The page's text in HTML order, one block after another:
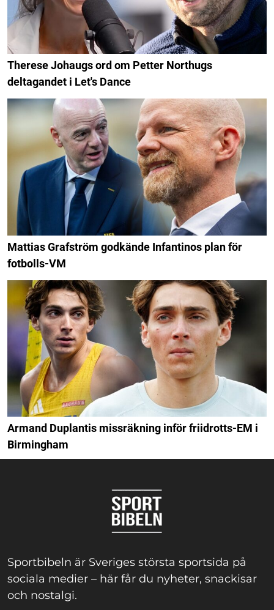
Therese Johaugs ord om Petter Northugs
deltagandet i Let's Dance
Mattias Grafström godkände Infantinos plan för
fotbolls-VM
Armand Duplantis missräkning inför friidrotts-EM i
Birmingham
Sportbibeln är Sveriges största sportsida på
sociala medier – här får du nyheter, snackisar
och nostalgi.